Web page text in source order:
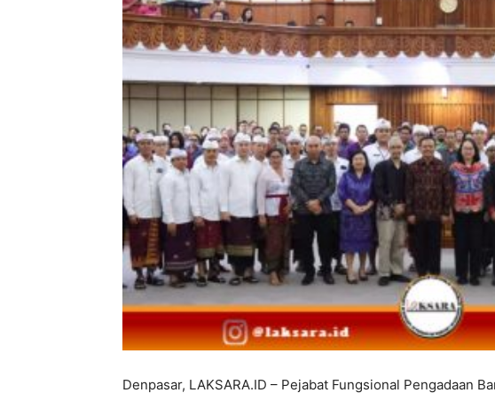
Denpasar, LAKSARA.ID – Pejabat Fungsional Pengadaan